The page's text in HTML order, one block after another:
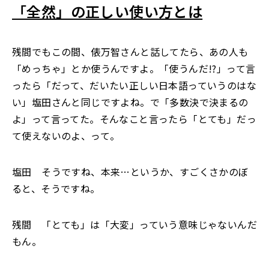
「全然」の正しい使い方とは
残間でもこの間、俵万智さんと話してたら、あの人も
「めっちゃ」とか使うんですよ。「使うんだ!?」って言
ったら「だって、だいたい正しい日本語っていうのはな
い」塩田さんと同じですよね。で「多数決で決まるの
よ」って言ってた。そんなこと言ったら「とても」だっ
て使えないのよ、って。
塩田 そうですね、本来…というか、すごくさかのぼ
ると、そうですね。
残間 「とても」は「大変」っていう意味じゃないんだ
もん。